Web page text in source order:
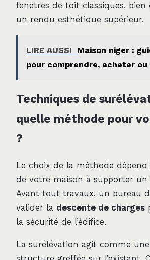
fenêtres de toit classiques, bien
un rendu esthétique supérieur.
LIRE AUSSI
Maison niger :
pour comprendre, acheter
Techniques de
quelle méthode pour
?
Le choix de la méthode dépend
de votre maison à supporter un
Avant tout travaux, un bureau
valider la descente de charges
la sécurité de l’édifice.
La surélévation agit comme